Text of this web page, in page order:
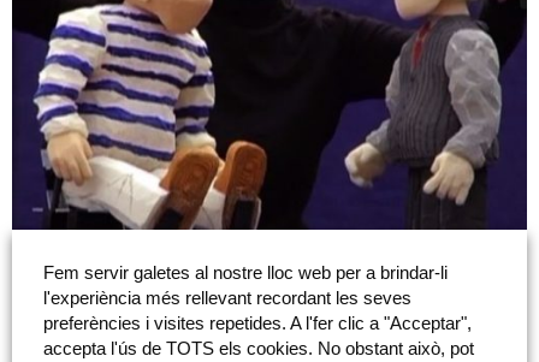
Fem servir galetes al nostre lloc web per a brindar-li
l'experiència més rellevant recordant les seves
preferències i visites repetides. A l'fer clic a "Acceptar",
accepta l'ús de TOTS els cookies. No obstant això, pot